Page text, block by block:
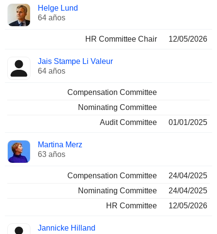
Administrador Comités
Helge Lund
64 años
HR Committee Chair 12/05/2026
Jais Stampe Li Valeur
64 años
Compensation Committee
Nominating Committee
Audit Committee
01/01/2025
Martina Merz
63 años
Compensation Committee
24/04/2025
Nominating Committee
24/04/2025
HR Committee
12/05/2026
Jannicke Hilland